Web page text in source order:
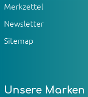
Merkzettel
Newsletter
Sitemap
Unsere Marken